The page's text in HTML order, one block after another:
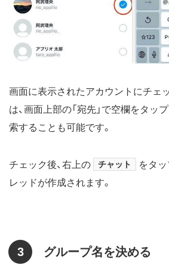
画面に表示されたアカウントにチェ
は、画面上部の「宛先」で空欄をタッ
索することも可能です。
チェック後、右上の チャット
をタ
レッドが作成されます。
3 グループ名を決める